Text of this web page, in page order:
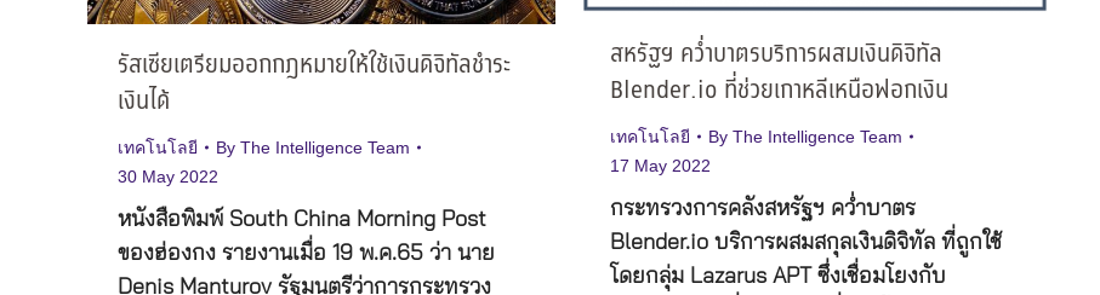
รัสเซียเตรียมออกกฎหมายให้ใช้เงินดิจิทัลชำระ
เงินได้
เทคโนโลยี By The Intelligence Team
30 May 2022
หนังสือพิมพ์ South China Morning Post
ของฮ่องกง รายงานเมื่อ 19 พ.ค.65 ว่า นาย
Denis Manturov รัฐมนตรีว่าการกระทรวง
สหรัฐฯ คว่ำบาตรบริการผสมเงินดิจิทัล
Blender.io ที่ช่วยเกาหลีเหนือฟอกเงิน
เทคโนโลยี By The Intelligence Team
17 May 2022
กระทรวงการคลังสหรัฐฯ คว่ำบาตร
Blender.io บริการผสมสกุลเงินดิจิทัล ที่ถูกใช้
โดยกลุ่ม Lazarus APT ซึ่งเชื่อมโยงกับ